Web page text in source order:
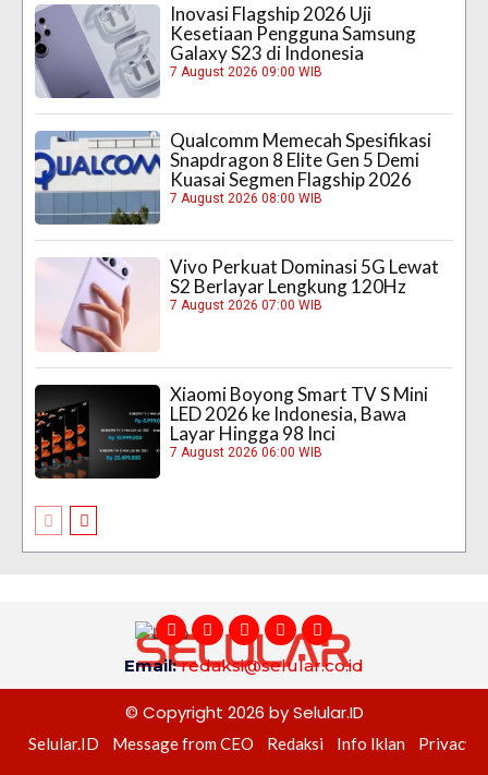
Inovasi Flagship 2026 Uji
Kesetiaan Pengguna Samsung
Galaxy S23 di Indonesia
7 August 2026 09:00 WIB
Qualcomm Memecah Spesifikasi
Snapdragon 8 Elite Gen 5 Demi
Kuasai Segmen Flagship 2026
7 August 2026 08:00 WIB
Vivo Perkuat Dominasi 5G Lewat
S2 Berlayar Lengkung 120Hz
7 August 2026 07:00 WIB
Xiaomi Boyong Smart TV S Mini
LED 2026 ke Indonesia, Bawa
Layar Hingga 98 Inci
7 August 2026 06:00 WIB
Email:redaksi@selular.co.id
© Copyright 2026 by Selular.ID
Selular.ID Message from CEO Redaksi Info Iklan Privacy